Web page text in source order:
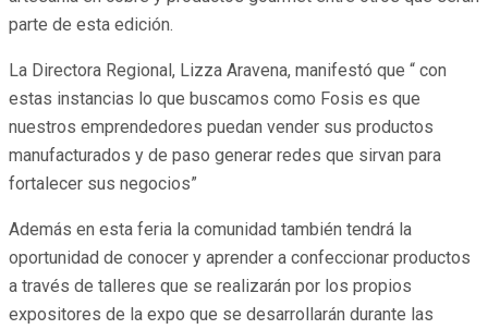
parte de esta edición.
La Directora Regional, Lizza Aravena, manifestó que “ con
estas instancias lo que buscamos como Fosis es que
nuestros emprendedores puedan vender sus productos
manufacturados y de paso generar redes que sirvan para
fortalecer sus negocios”
Además en esta feria la comunidad también tendrá la
oportunidad de conocer y aprender a confeccionar productos
a través de talleres que se realizarán por los propios
expositores de la expo que se desarrollarán durante las